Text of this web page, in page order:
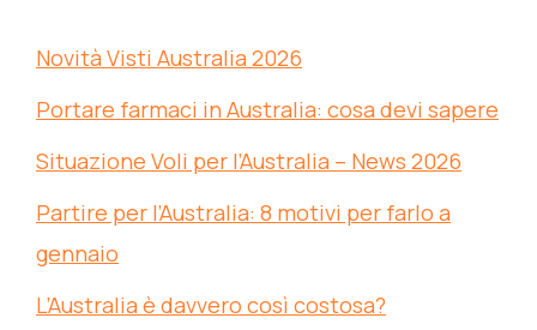
Novità Visti Australia 2026
Portare farmaci in Australia: cosa devi sapere
Situazione Voli per l’Australia – News 2026
Partire per l’Australia: 8 motivi per farlo a
gennaio
L’Australia è davvero così costosa?